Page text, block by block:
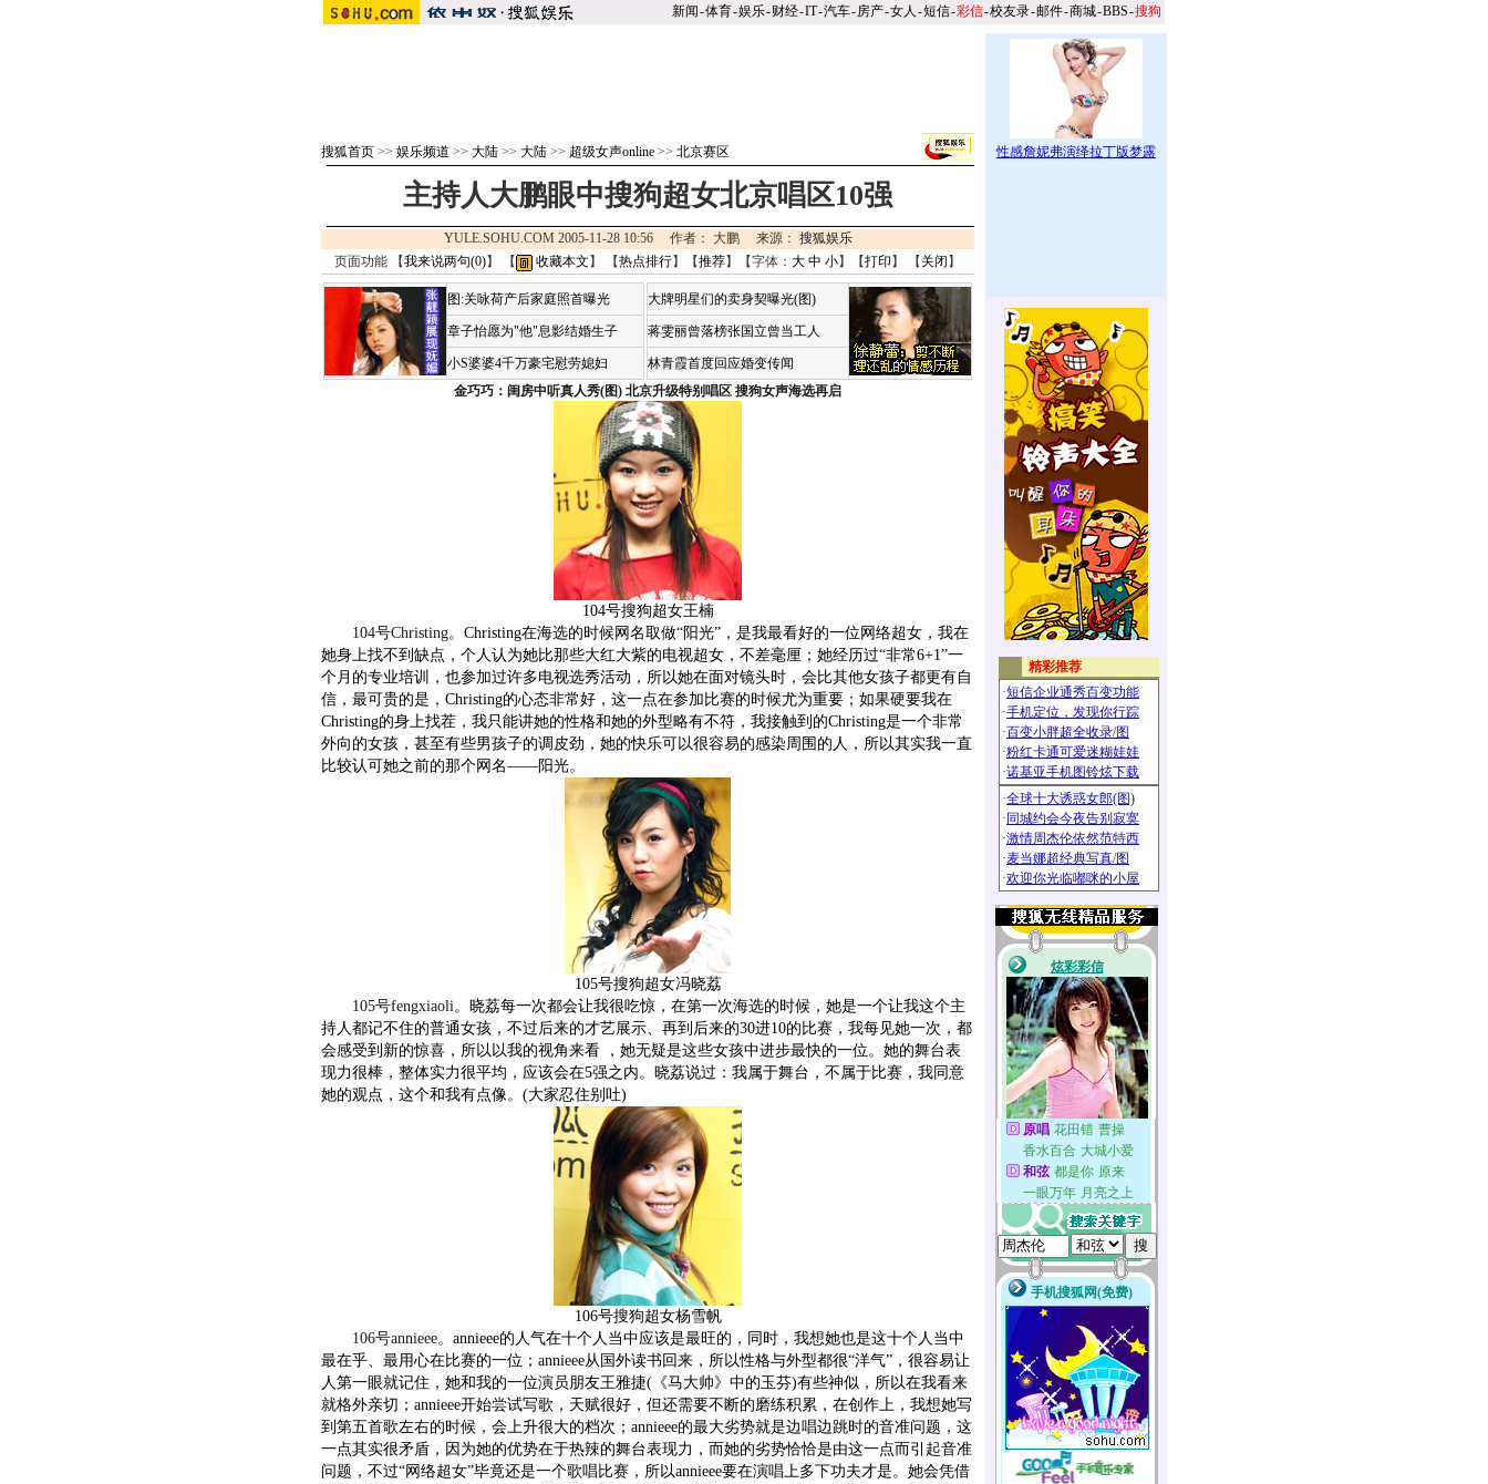
新闻-体育-娱乐-财经-IT-汽车-房产-女人 -短信-彩信-校友录-邮件-商城-BBS-搜狗
搜狐首页 >> 娱乐频道 >> 大陆 >> 大陆 >> 超级女声online >> 北京赛区
主持人大鹏眼中搜狗超女北京唱区10强
YULE.SOHU.COM 2005-11-28 10:56 作者： 大鹏 来源： 搜狐娱乐
页面功能 【我来说两句(0)】 【 收藏本文 】 【热点排行】【推荐】【字体： 大 中 小】【打印 】 【 关闭 】
图:关咏荷产后家庭照首曝光
章子怡愿为"他"息影结婚生子
小S婆婆4千万豪宅慰劳媳妇
大牌明星们的卖身契曝光(图)
蒋雯丽曾落榜张国立曾当工人
林青霞首度回应婚变传闻
金巧巧：闺房中听真人秀(图) 北京升级特别唱区 搜狗女声海选再启
104号搜狗超女王楠
104号Christing。Christing在海选的时候网名取做“阳光”，是我最看好的一位网络超女，我在
她身上找不到缺点，个人认为她比那些大红大紫的电视超女，不差毫厘；她经历过“非常6+1”一
个月的专业培训，也参加过许多电视选秀活动，所以她在面对镜头时，会比其他女孩子都更有自
信，最可贵的是，Christing的心态非常好，这一点在参加比赛的时候尤为重要；如果硬要我在
Christing的身上找茬，我只能讲她的性格和她的外型略有不符，我接触到的Christing是一个非常
外向的女孩，甚至有些男孩子的调皮劲，她的快乐可以很容易的感染周围的人，所以其实我一直
比较认可她之前的那个网名——阳光。
105号搜狗超女冯晓荔
105号fengxiaoli。晓荔每一次都会让我很吃惊，在第一次海选的时候，她是一个让我这个主
持人都记不住的普通女孩，不过后来的才艺展示、再到后来的30进10的比赛，我每见她一次，都
会感受到新的惊喜，所以以我的视角来看 ，她无疑是这些女孩中进步最快的一位。她的舞台表
现力很棒，整体实力很平均，应该会在5强之内。晓荔说过：我属于舞台，不属于比赛，我同意
她的观点，这个和我有点像。(大家忍住别吐)
106号搜狗超女杨雪帆
106号annieee。annieee的人气在十个人当中应该是最旺的，同时，我想她也是这十个人当中
最在乎、最用心在比赛的一位；annieee从国外读书回来，所以性格与外型都很“洋气”，很容易让
人第一眼就记住，她和我的一位演员朋友王雅捷(《马大帅》中的玉芬)有些神似，所以在我看来
就格外亲切；annieee开始尝试写歌，天赋很好，但还需要不断的磨练积累，在创作上，我想她写
到第五首歌左右的时候，会上升很大的档次；annieee的最大劣势就是边唱边跳时的音准问题，这
一点其实很矛盾，因为她的优势在于热辣的舞台表现力，而她的劣势恰恰是由这一点而引起音准
问题，不过“网络超女”毕竟还是一个歌唱比赛，所以annieee要在演唱上多下功夫才是。她会凭借